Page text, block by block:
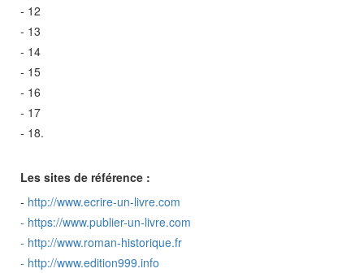
- 12
- 13
- 14
- 15
- 16
- 17
- 18.
Les sites de référence :
- http://www.ecrire-un-livre.com
- https://www.publier-un-livre.com
- http://www.roman-historique.fr
- http://www.edition999.info